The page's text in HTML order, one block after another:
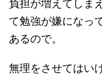
負担が増えてしま
て勉強が嫌になっ
あるので。
無理をさせてはい